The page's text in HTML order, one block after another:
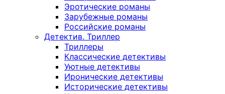
Эротические романы
Зарубежные романы
Российские романы
Детектив. Триллер
Триллеры
Классические детективы
Уютные детективы
Иронические детективы
Исторические детективы